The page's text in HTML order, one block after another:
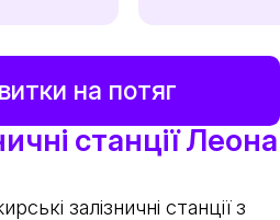
на потяг
станції Леона
залізничні станції з